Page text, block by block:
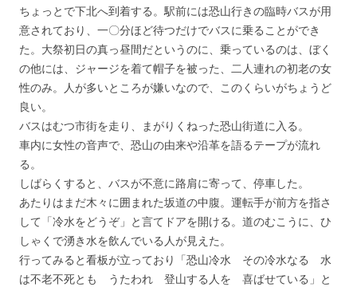
ちょっとで下北へ到着する。駅前には恐山行きの臨時バスが用
意されており、一〇分ほど待つだけでバスに乗ることができ
た。大祭初日の真っ昼間だというのに、乗っているのは、ぼく
の他には、ジャージを着て帽子を被った、二人連れの初老の女
性のみ。人が多いところが嫌いなので、このくらいがちょうど
良い。
バスはむつ市街を走り、まがりくねった恐山街道に入る。
車内に女性の音声で、恐山の由来や沿革を語るテープが流れ
る。
しばらくすると、バスが不意に路肩に寄って、停車した。
あたりはまだ木々に囲まれた坂道の中腹。運転手が前方を指さ
して「冷水をどうぞ」と言てドアを開ける。道のむこうに、ひ
しゃくで湧き水を飲んでいる人が見えた。
行ってみると看板が立っており「恐山冷水 その冷水なる 水
は不老不死とも うたわれ 登山する人を 喜ばせている」と